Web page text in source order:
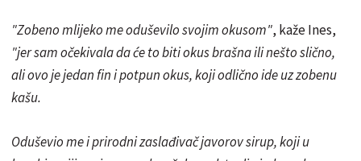
"Zobeno mlijeko me oduševilo svojim okusom", kaže Ines,
"jer sam očekivala da će to biti okus brašna ili nešto slično,
ali ovo je jedan fin i potpun okus, koji odlično ide uz zobenu
kašu.
Oduševio me i prirodni zaslađivač javorov sirup, koji u